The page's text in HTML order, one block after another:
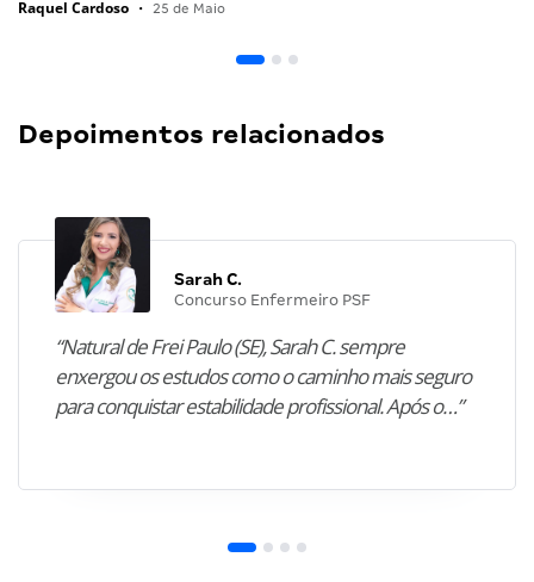
Raquel Cardoso • 25 de Maio
Depoimentos relacionados
Sarah C.
Concurso Enfermeiro PSF
“Natural de Frei Paulo (SE), Sarah C. sempre
enxergou os estudos como o caminho mais seguro
para conquistar estabilidade profissional. Após o…”